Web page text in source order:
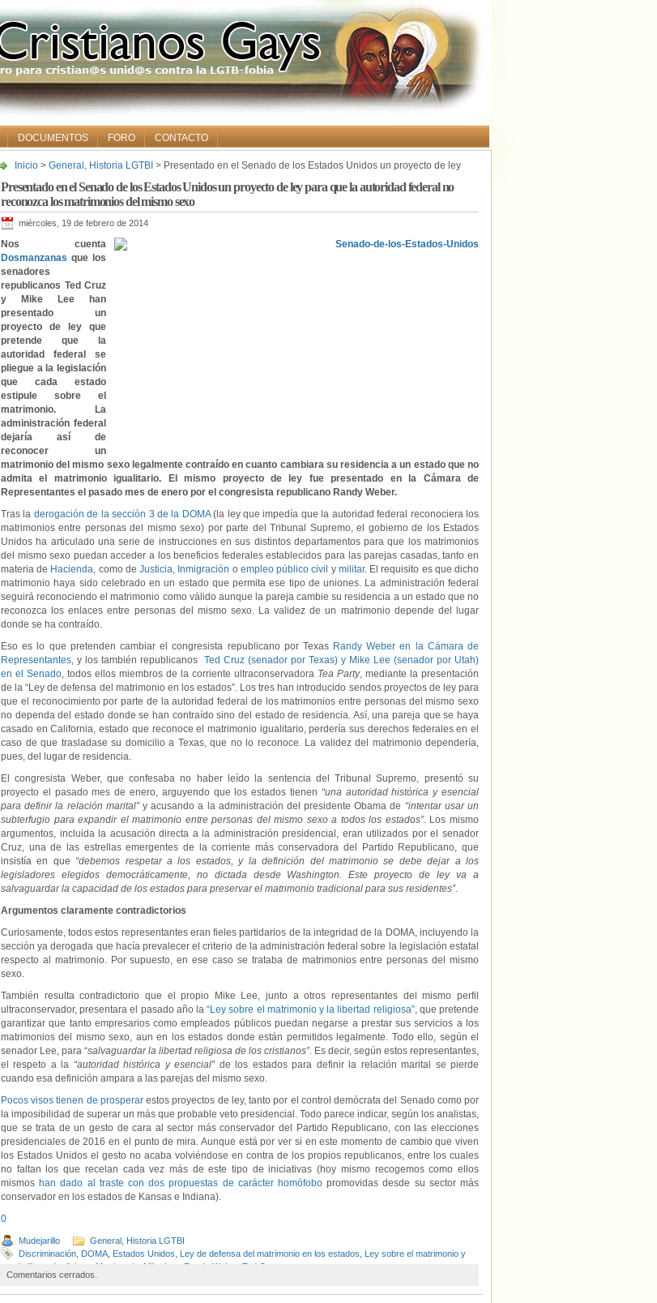
DOCUMENTOS FORO CONTACTO
Inicio > General , Historia LGTBI > Presentado en el Senado de los Estados Unidos un proyecto de ley
Presentado en el Senado de los Estados Unidos un proyecto de ley para que la autoridad federal no
reconozca los matrimonios del mismo sexo
miércoles, 19 de febrero de 2014
Nos cuenta
Dosmanzanas que los
senadores
republicanos Ted Cruz
y Mike Lee han
presentado un
proyecto de ley que
pretende que la
autoridad federal se
pliegue a la legislación
que cada estado
estipule sobre el
matrimonio. La
administración federal
dejaría así de
reconocer un
matrimonio del mismo sexo legalmente contraído en cuanto cambiara su residencia a un estado que no
admita el matrimonio igualitario. El mismo proyecto de ley fue presentado en la Cámara de
Representantes el pasado mes de enero por el congresista republicano Randy Weber.
Tras la derogación de la sección 3 de la DOMA(la ley que impedía que la autoridad federal reconociera los
matrimonios entre personas del mismo sexo) por parte del Tribunal Supremo, el gobierno de los Estados
Unidos ha articulado una serie de instrucciones en sus distintos departamentos para que los matrimonios
del mismo sexo puedan acceder a los beneficios federales establecidos para las parejas casadas, tanto en
materia de Hacienda, como deJusticia, Inmigración o empleo público civil y militar. El requisito es que dicho
matrimonio haya sido celebrado en un estado que permita ese tipo de uniones. La administración federal
seguirá reconociendo el matrimonio como válido aunque la pareja cambie su residencia a un estado que no
reconozca los enlaces entre personas del mismo sexo. La validez de un matrimonio depende del lugar
donde se ha contraído.
Eso es lo que pretenden cambiar el congresista republicano por Texas Randy Weber en la Cámara de
Representantes, y los también republicanos Ted Cruz (senador por Texas) y Mike Lee (senador por Utah)
en el Senado, todos ellos miembros de la corriente ultraconservadora Tea Party, mediante la presentación
de la “Ley de defensa del matrimonio en los estados”. Los tres han introducido sendos proyectos de ley para
que el reconocimiento por parte de la autoridad federal de los matrimonios entre personas del mismo sexo
no dependa del estado donde se han contraído sino del estado de residencia. Así, una pareja que se haya
casado en California, estado que reconoce el matrimonio igualitario, perdería sus derechos federales en el
caso de que trasladase su domicilio a Texas, que no lo reconoce. La validez del matrimonio dependería,
pues, del lugar de residencia.
El congresista Weber, que confesaba no haber leído la sentencia del Tribunal Supremo, presentó su
proyecto el pasado mes de enero, arguyendo que los estados tienen “una autoridad histórica y esencial
para definir la relación marital”y acusando a la administración del presidente Obama de “intentar usar un
subterfugio para expandir el matrimonio entre personas del mismo sexo a todos los estados”. Los mismo
argumentos, incluida la acusación directa a la administración presidencial, eran utilizados por el senador
Cruz, una de las estrellas emergentes de la corriente más conservadora del Partido Republicano, que
insistía en que “debemos respetara los estados, y la definición del matrimonio se debe dejar a los
legisladores elegidos democráticamente, no dictada desde Washington. Este proyecto de ley va a
salvaguardar la capacidad de los estados para preservar el matrimonio tradicional para sus residentes”.
Argumentos claramente contradictorios
Curiosamente, todos estos representantes eran fieles partidarios de la integridad de la DOMA, incluyendo la
sección ya derogada que hacía prevalecer el criterio de la administración federal sobre la legislación estatal
respecto al matrimonio. Por supuesto, en ese caso se trataba de matrimonios entre personas del mismo
sexo.
También resulta contradictorio que el propio Mike Lee, junto a otros representantes del mismo perfil
ultraconservador, presentara el pasado año la“Ley sobre el matrimonio y la libertad religiosa”, que pretende
garantizar que tanto empresarios como empleados públicos puedan negarse a prestar sus servicios a los
matrimonios del mismo sexo, aun en los estados donde están permitidos legalmente. Todo ello, según el
senador Lee, para “salvaguardar la libertad religiosa de los cristianos”. Es decir, según estos representantes,
el respeto a la “autoridad histórica y esencial”de los estados para definir la relación marital se pierde
cuando esa definición ampara a las parejas del mismo sexo.
Pocos visos tienen de prosperarestos proyectos de ley, tanto por el control demócrata del Senado como por
la imposibilidad de superar un más que probable veto presidencial. Todo parece indicar, según los analistas,
que se trata de un gesto de cara al sector más conservador del Partido Republicano, con las elecciones
presidenciales de 2016 en el punto de mira. Aunque está por ver si en este momento de cambio que viven
los Estados Unidos el gesto no acaba volviéndose en contra de los propios republicanos, entre los cuales
no faltan los que recelan cada vez más de este tipo de iniciativas (hoy mismo recogemos como ellos
mismos han dado al traste con dos propuestas de carácter homófobo promovidas desde su sector más
conservador en los estados de Kansas e Indiana).
0
Mudejarillo General Historia LGTBI
Discriminación DOMA Estados Unidos Ley de defensa del matrimonio en los estados
Ley sobre el matrimonio y
la libertad religiosa
Matrimonio Mike Lee Randy Weber
Ted Cruz
Comentarios cerrados.